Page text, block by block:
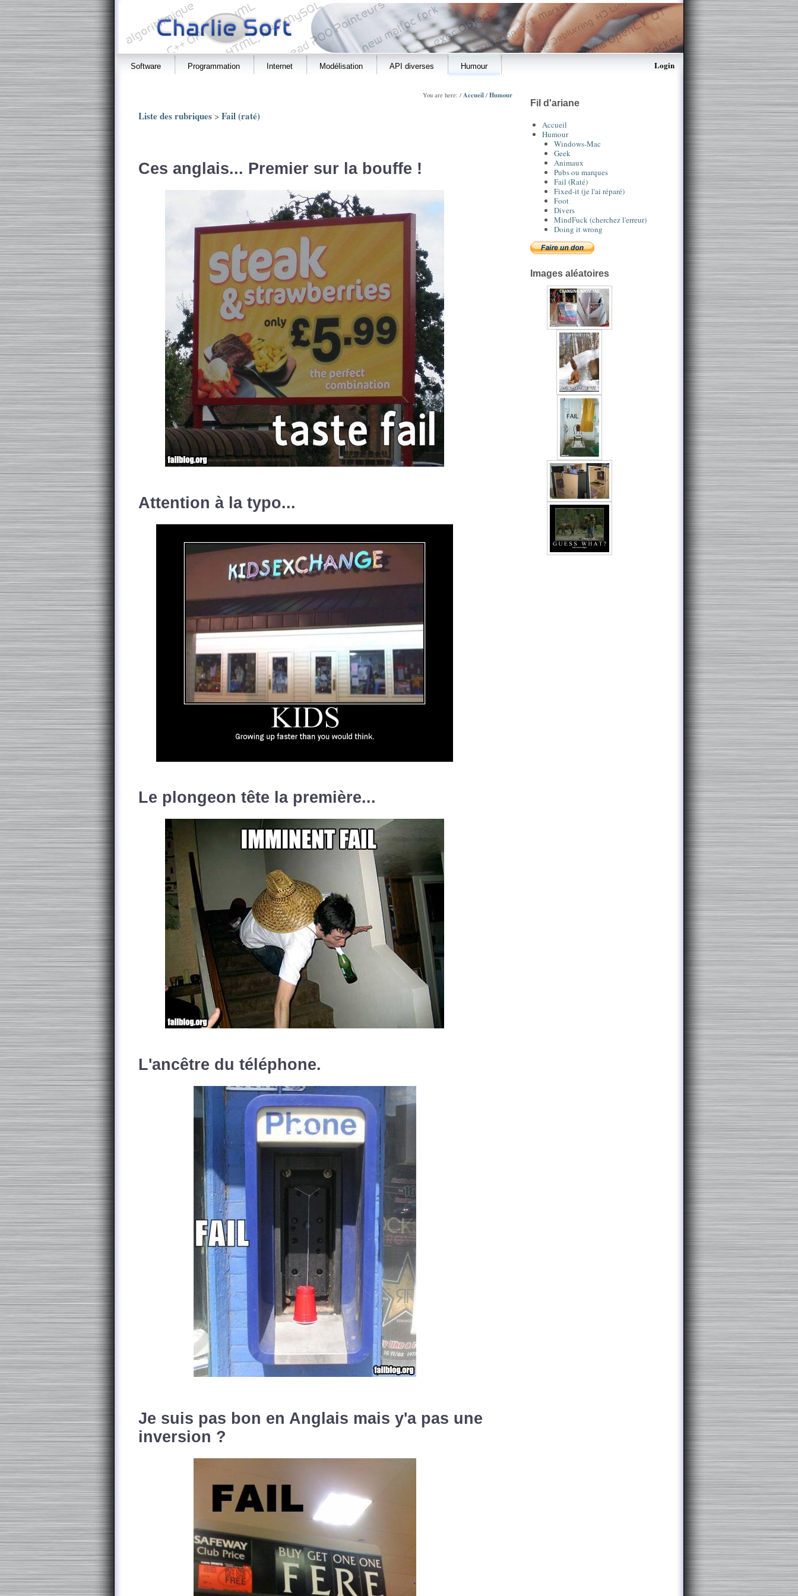
Software Programmation Internet Modélisation API diverses Humour Login
You are here: / Accueil / Humour
Liste des rubriques > Fail (raté)
Ces anglais... Premier sur la bouffe !
Attention à la typo...
Le plongeon tête la première...
L'ancêtre du téléphone.
Je suis pas bon en Anglais mais y'a pas une
inversion ?
Fil d'ariane
Accueil
Humour
Windows-Mac
Geek
Animaux
Pubs ou marques
Fail (Raté)
Fixed-it (je l'ai réparé)
Foot
Divers
MindFuck (cherchez l'erreur)
Doing it wrong
Images aléatoires